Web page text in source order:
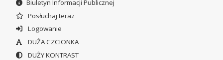
Biuletyn Informacji Publicznej
Posłuchaj teraz
Logowanie
DUŻA CZCIONKA
DUŻY KONTRAST